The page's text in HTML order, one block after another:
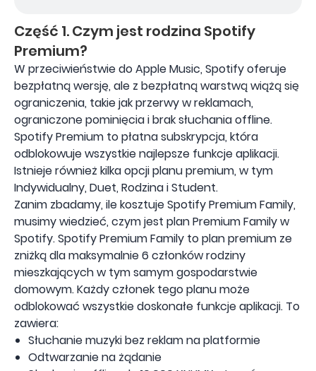
Część 1. Czym jest rodzina Spotify
Premium?
W przeciwieństwie do Apple Music, Spotify oferuje
bezpłatną wersję, ale z bezpłatną warstwą wiążą się
ograniczenia, takie jak przerwy w reklamach,
ograniczone pominięcia i brak słuchania offline.
Spotify Premium to płatna subskrypcja, która
odblokowuje wszystkie najlepsze funkcje aplikacji.
Istnieje również kilka opcji planu premium, w tym
Indywidualny, Duet, Rodzina i Student.
Zanim zbadamy, ile kosztuje Spotify Premium Family,
musimy wiedzieć, czym jest plan Premium Family w
Spotify. Spotify Premium Family to plan premium ze
zniżką dla maksymalnie 6 członków rodziny
mieszkających w tym samym gospodarstwie
domowym. Każdy członek tego planu może
odblokować wszystkie doskonałe funkcje aplikacji. To
zawiera:
Słuchanie muzyki bez reklam na platformie
Odtwarzanie na żądanie